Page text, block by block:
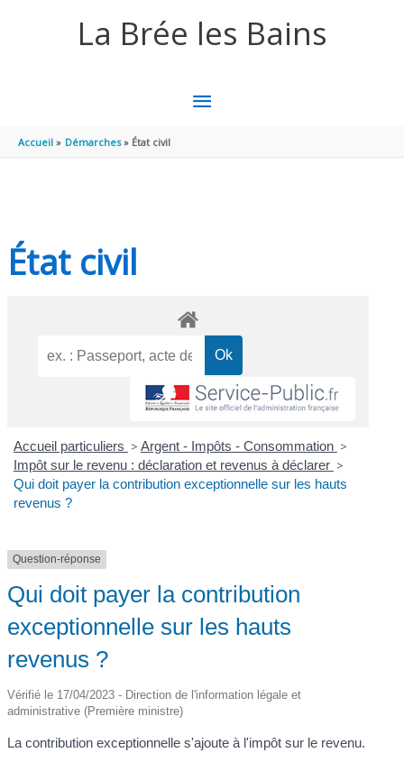
La Brée les Bains
MENU
Accueil Démarches État civil
État civil
Accueil particuliers > Argent - Impôts - Consommation >
Impôt sur le revenu : déclaration et revenus à déclarer >
Qui doit payer la contribution exceptionnelle sur les hauts
revenus ?
Question-réponse
Qui doit payer la contribution
exceptionnelle sur les hauts
revenus ?
Vérifié le 17/04/2023 - Direction de l'information légale et
administrative (Première ministre)
La contribution exceptionnelle s'ajoute à l'impôt sur le revenu.